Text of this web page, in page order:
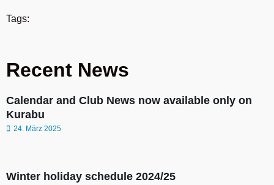
Tags:
Recent News
Calendar and Club News now available only on
Kurabu
24. März 2025
Winter holiday schedule 2024/25